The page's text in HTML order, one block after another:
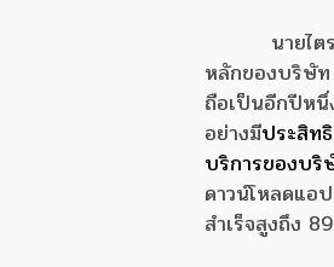
นายไ
หลักของบริษัท
ถือเป็นอีกปีหนึ่
อย่างมีประสิท
บริการของบริ
ดาวน์โหลดแอ
สำเร็จสูงถึง